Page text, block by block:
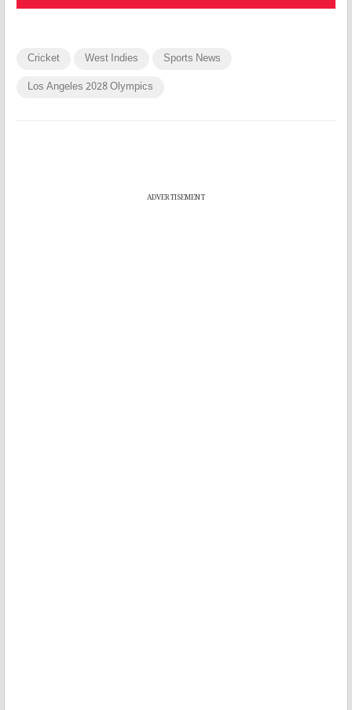
Cricket West Indies Sports News
Los Angeles 2028 Olympics
ADVERTISEMENT